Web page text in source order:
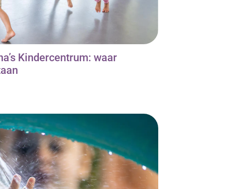
Kindercentrum: waar